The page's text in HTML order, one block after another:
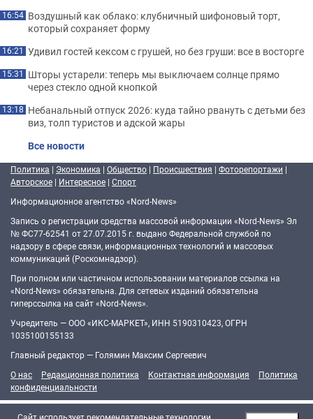
16:54 Воздушный как облако: клубничный шифоновый торт,
который сохраняет форму
16:21 Удивил гостей кексом с грушей, но без груши: все в восторге
15:31 Шторы устарели: теперь мы выключаем солнце прямо
через стекло одной кнопкой
13:18 Небанальный отпуск 2026: куда тайно рвануть с детьми без
виз, толп туристов и адской жары
Все новости
Политика | Экономика | Общество | Происшествия | Фоторепортажи |
Авторское | Интересное | Спорт
Информационное агентство «Nord-News»
Запись о регистрации средства массовой информации «Nord-News» Эл
№ ФС77-62541 от 27.07.2015 г. выдано Федеральной службой по
надзору в сфере связи, информационных технологий и массовых
коммуникаций (Роскомнадзор).
При полном или частичном использовании материалов ссылка на
«Nord-News» обязательна. Для сетевых изданий обязательна
гиперссылка на сайт «Nord-News».
Учредитель — ООО «ИКС-МАРКЕТ», ИНН 5190310423, ОГРН
1035100155133
Главный редактор — Голямин Максим Сергеевич
О нас
Редакционная политика Контактная информация
Политика
конфиденциальности